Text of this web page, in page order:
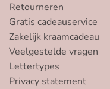
Retourneren
Gratis cadeauservice
Zakelijk kraamcadeau
Veelgestelde vragen
Lettertypes
Privacy statement